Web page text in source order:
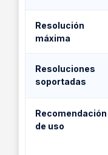
Resolución
máxima
Resoluciones
soportadas
Recomendación
de uso